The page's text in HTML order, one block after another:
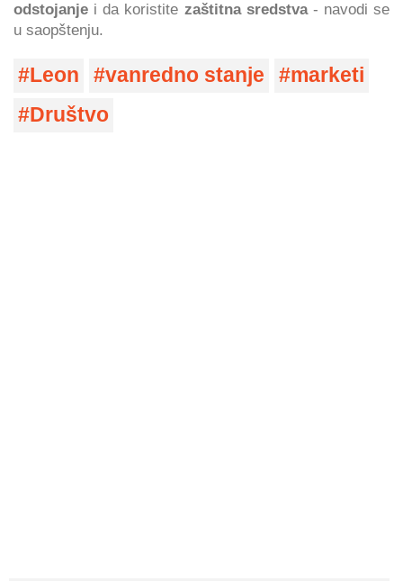
odstojanje i da koristite zaštitna sredstva- navodi se
u saopštenju.
Leon vanredno stanje
marketi
Društvo